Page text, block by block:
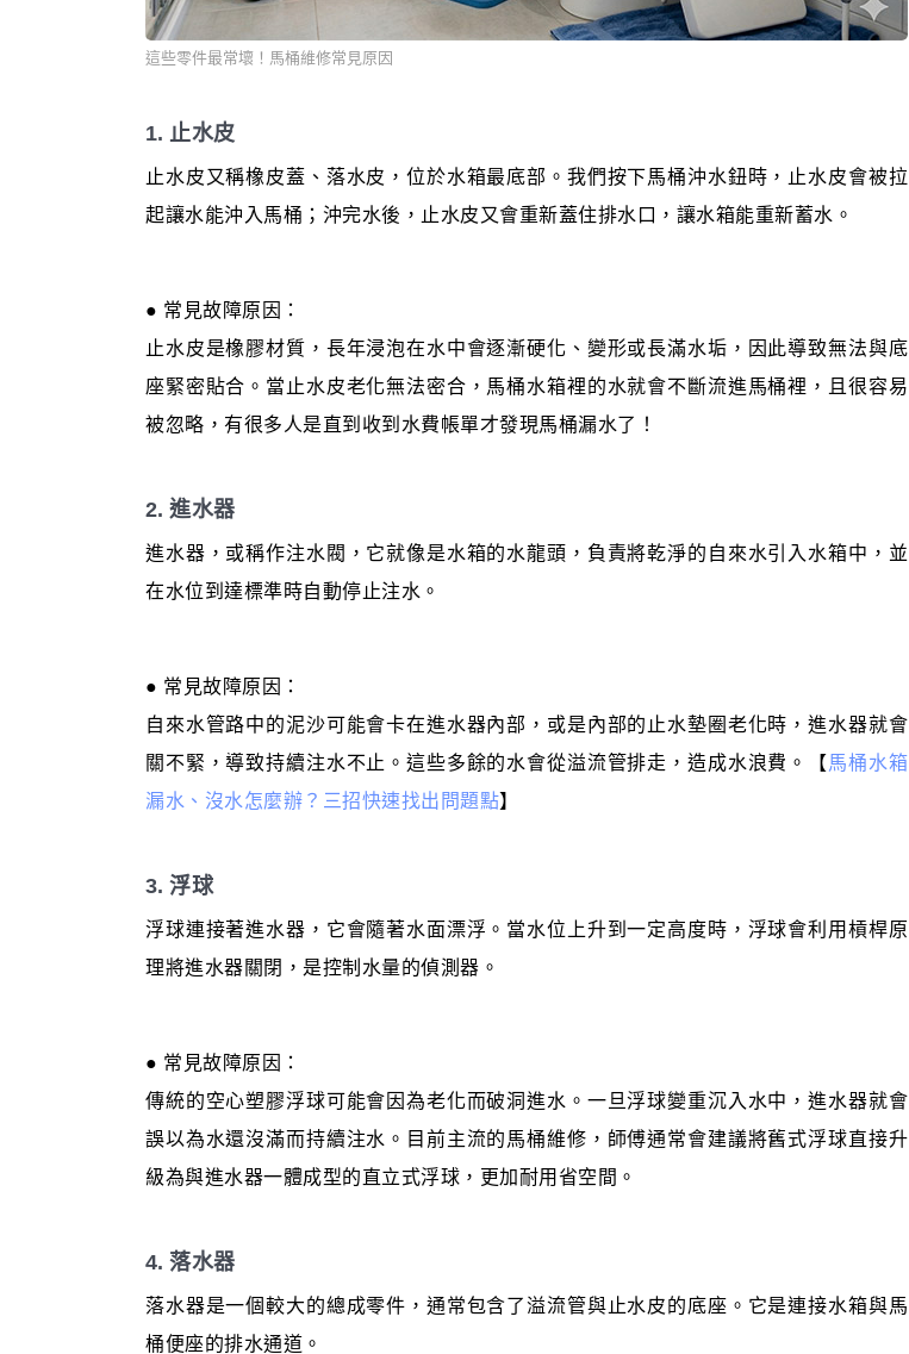
這些零件最常壞！馬桶維修常見原因
1. 止水皮
止水皮又稱橡皮蓋、落水皮，位於水箱最底部。我們按下馬桶沖水鈕時，止水皮會被拉
起讓水能沖入馬桶；沖完水後，止水皮又會重新蓋住排水口，讓水箱能重新蓄水。
● 常見故障原因：
止水皮是橡膠材質，長年浸泡在水中會逐漸硬化、變形或長滿水垢，因此導致無法與底
座緊密貼合。當止水皮老化無法密合，馬桶水箱裡的水就會不斷流進馬桶裡，且很容易
被忽略，有很多人是直到收到水費帳單才發現馬桶漏水了！
2. 進水器
進水器，或稱作注水閥，它就像是水箱的水龍頭，負責將乾淨的自來水引入水箱中，並
在水位到達標準時自動停止注水。
● 常見故障原因：
自來水管路中的泥沙可能會卡在進水器內部，或是內部的止水墊圈老化時，進水器就會
關不緊，導致持續注水不止。這些多餘的水會從溢流管排走，造成水浪費。【 馬桶水箱
漏水、沒水怎麼辦？三招快速找出問題點】
3. 浮球
浮球連接著進水器，它會隨著水面漂浮。當水位上升到一定高度時，浮球會利用槓桿原
理將進水器關閉，是控制水量的偵測器。
● 常見故障原因：
傳統的空心塑膠浮球可能會因為老化而破洞進水。一旦浮球變重沉入水中，進水器就會
誤以為水還沒滿而持續注水。目前主流的馬桶維修，師傅通常會建議將舊式浮球直接升
級為與進水器一體成型的直立式浮球，更加耐用省空間。
4. 落水器
落水器是一個較大的總成零件，通常包含了溢流管與止水皮的底座。它是連接水箱與馬
桶便座的排水通道。